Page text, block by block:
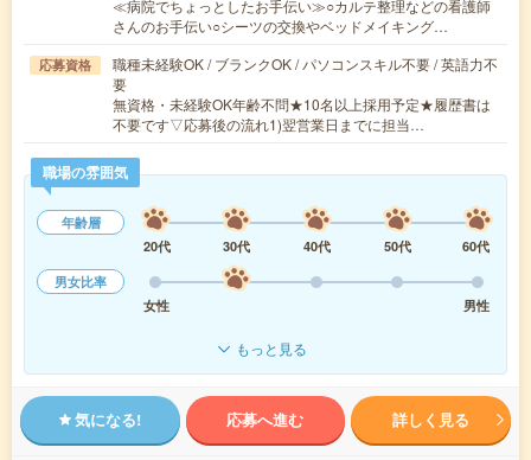
≪病院でちょっとしたお手伝い≫○カルテ整理などの看護師
さんのお手伝い○シーツの交換やベッドメイキング…
応募資格
職種未経験OK / ブランクOK / パソコンスキル不要 / 英語力不
要
無資格・未経験OK年齢不問★10名以上採用予定★履歴書は
不要です▽応募後の流れ1)翌営業日までに担当…
職場の雰囲気
年齢層
20代
30代 40代 50代
60代
男女比率
女性
男性
もっと見る
気になる! 応募へ進む 詳しく見る